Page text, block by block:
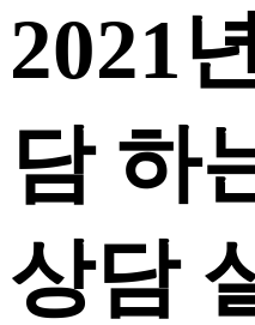
2021
담 하
상담